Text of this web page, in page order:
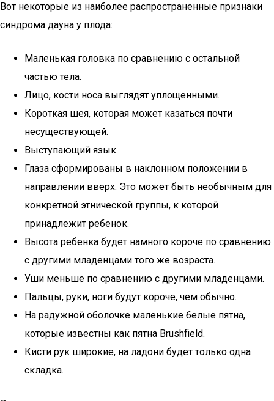
Вот некоторые из наиболее распространенные признаки
синдрома дауна у плода:
Маленькая головка по сравнению с остальной
частью тела.
Лицо, кости носа выглядят уплощенными.
Короткая шея, которая может казаться почти
несуществующей.
Выступающий язык.
Глаза сформированы в наклонном положении в
направлении вверх. Это может быть необычным для
конкретной этнической группы, к которой
принадлежит ребенок.
Высота ребенка будет намного короче по сравнению
с другими младенцами того же возраста.
Уши меньше по сравнению с другими младенцами.
Пальцы, руки, ноги будут короче, чем обычно.
На радужной оболочке маленькие белые пятна,
которые известны как пятна Brushfield.
Кисти рук широкие, на ладони будет только одна
складка.